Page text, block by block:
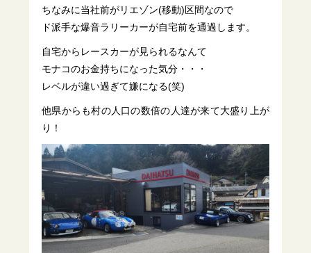
ちなみに当社前がリエゾン(移動)区間なので
ド派手な爆音ラリーカーが自宅前を通過します。
自宅からレースカーが見られるなんて
モナコのお金持ちになった気分・・・
レベルが違い過ぎて嫌になる(笑)
他県からも村の人口の数倍の人達が来て大盛り上が
り！